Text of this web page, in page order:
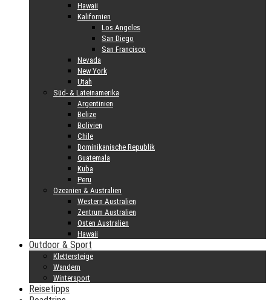
Hawaii
Kalifornien
Los Angeles
San Diego
San Francisco
Nevada
New York
Utah
Süd- & Lateinamerika
Argentinien
Belize
Bolivien
Chile
Dominikanische Republik
Guatemala
Kuba
Peru
Ozeanien & Australien
Western Australien
Zentrum Australien
Osten Australien
Hawaii
Outdoor & Sport
Klettersteige
Wandern
Wintersport
Reisetipps